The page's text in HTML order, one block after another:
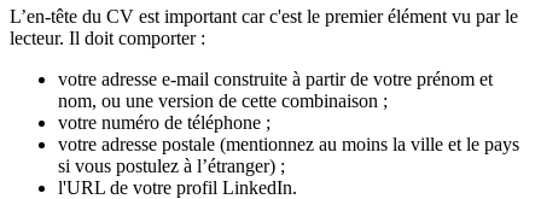
L’en-tête du CV est important car c'est le premier élément vu par le
lecteur. Il doit comporter :
votre adresse e-mail construite à partir de votre prénom et
nom, ou une version de cette combinaison ;
votre numéro de téléphone ;
votre adresse postale (mentionnez au moins la ville et le pays
si vous postulez à l’étranger) ;
l'URL de votre profil LinkedIn.